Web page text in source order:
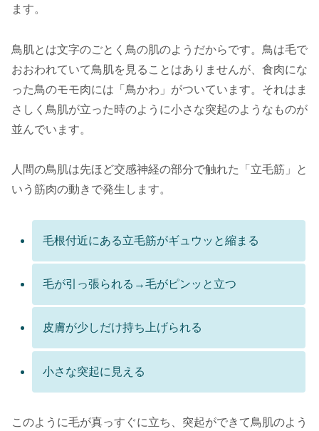
ます。
鳥肌とは文字のごとく鳥の肌のようだからです。鳥は毛で
おおわれていて鳥肌を見ることはありませんが、食肉にな
った鳥のモモ肉には「鳥かわ」がついています。それはま
さしく鳥肌が立った時のように小さな突起のようなものが
並んでいます。
人間の鳥肌は先ほど交感神経の部分で触れた「立毛筋」と
いう筋肉の動きで発生します。
毛根付近にある立毛筋がギュウッと縮まる
毛が引っ張られる→毛がピンッと立つ
皮膚が少しだけ持ち上げられる
小さな突起に見える
このように毛が真っすぐに立ち、突起ができて鳥肌のよう